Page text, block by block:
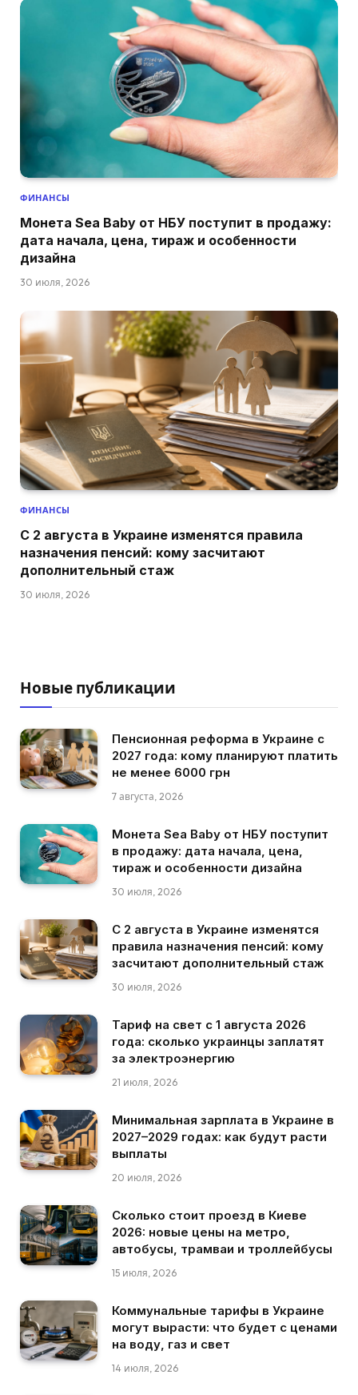
ФИНАНСЫ
Монета Sea Baby от НБУ поступит в продажу:
дата начала, цена, тираж и особенности
дизайна
30 июля, 2026
ФИНАНСЫ
С 2 августа в Украине изменятся правила
назначения пенсий: кому засчитают
дополнительный стаж
30 июля, 2026
Новые публикации
Пенсионная реформа в Украине с
2027 года: кому планируют платить
не менее 6000 грн
7 августа, 2026
Монета Sea Baby от НБУ поступит
в продажу: дата начала, цена,
тираж и особенности дизайна
30 июля, 2026
С 2 августа в Украине изменятся
правила назначения пенсий: кому
засчитают дополнительный стаж
30 июля, 2026
Тариф на свет с 1 августа 2026
года: сколько украинцы заплатят
за электроэнергию
21 июля, 2026
Минимальная зарплата в Украине в
2027–2029 годах: как будут расти
выплаты
20 июля, 2026
Сколько стоит проезд в Киеве
2026: новые цены на метро,
автобусы, трамваи и троллейбусы
15 июля, 2026
Коммунальные тарифы в Украине
могут вырасти: что будет с ценами
на воду, газ и свет
14 июля, 2026